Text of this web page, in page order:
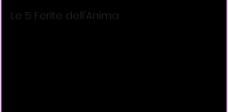
Le 5 Ferite dell'Anima